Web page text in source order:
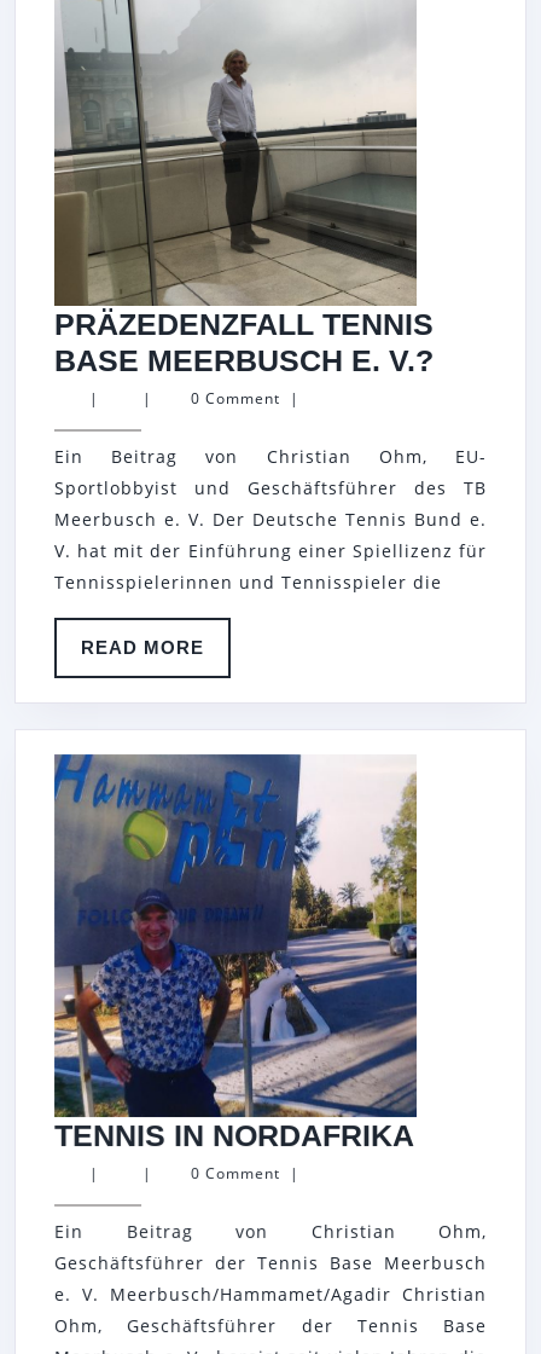
PRÄZEDENZFALL TENNIS
BASE MEERBUSCH E. V.?
E.
V.?
| | 0 Comment |
Ein Beitrag von Christian Ohm, EU-
Sportlobbyist und Geschäftsführer des TB
Meerbusch e. V. Der Deutsche Tennis Bund e.
V. hat mit der Einführung einer Spiellizenz für
Tennisspielerinnen und Tennisspieler die
READ MORE
MORE
TENNIS IN NORDAFRIKA
| | 0 Comment |
Ein Beitrag von Christian Ohm,
Geschäftsführer der Tennis Base Meerbusch
e. V. Meerbusch/Hammamet/Agadir Christian
Ohm, Geschäftsführer der Tennis Base